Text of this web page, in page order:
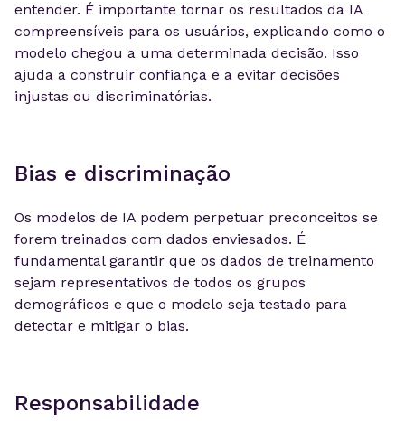
entender. É importante tornar os resultados da IA
compreensíveis para os usuários, explicando como o
modelo chegou a uma determinada decisão. Isso
ajuda a construir confiança e a evitar decisões
injustas ou discriminatórias.
Bias e discriminação
Os modelos de IA podem perpetuar preconceitos se
forem treinados com dados enviesados. É
fundamental garantir que os dados de treinamento
sejam representativos de todos os grupos
demográficos e que o modelo seja testado para
detectar e mitigar o bias.
Responsabilidade